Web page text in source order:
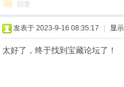
回复
发表于 2023-9-16 08:35:17 显
太好了，终于找到宝藏论坛了！